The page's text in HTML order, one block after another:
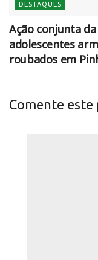
DESTAQUES
Ação conjunta da
adolescentes
roubados em
Comente este